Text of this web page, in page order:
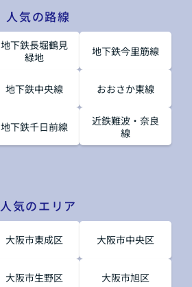
人気の路線
地下鉄長堀鶴見
緑地
地下鉄今里筋線
地下鉄中央線 おおさか東線
地下鉄千日前線
近鉄難波・奈良
線
人気のエリア
大阪市東成区 大阪市中央区
大阪市生野区 大阪市旭区